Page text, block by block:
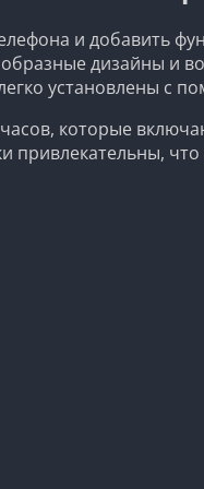
и добавить
дизайны и
установлены с
которые
привлекательны,